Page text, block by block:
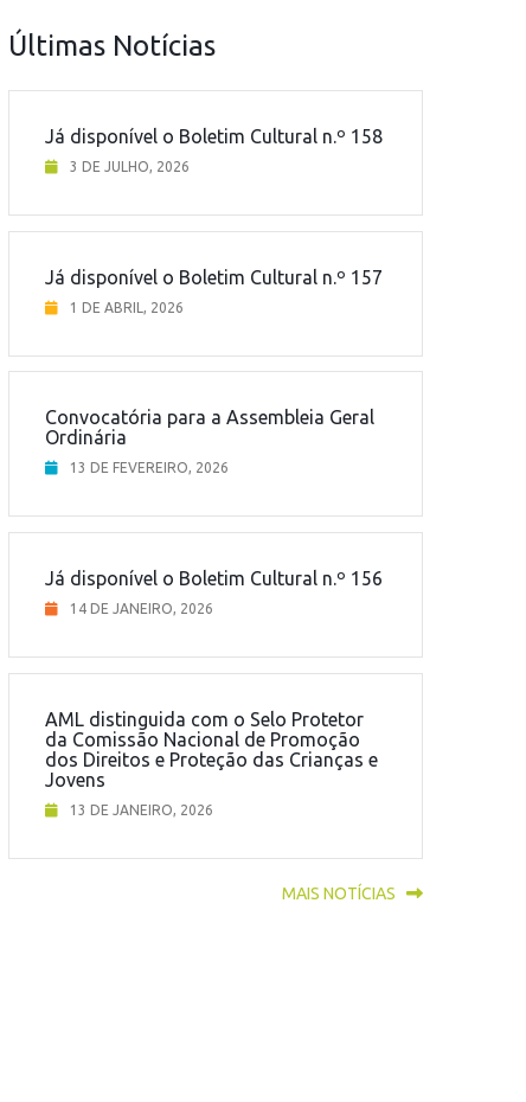
Últimas Notícias
Já disponível o Boletim Cultural n.º 158
3 DE JULHO, 2026
Já disponível o Boletim Cultural n.º 157
1 DE ABRIL, 2026
Convocatória para a Assembleia Geral
Ordinária
13 DE FEVEREIRO, 2026
Já disponível o Boletim Cultural n.º 156
14 DE JANEIRO, 2026
AML distinguida com o Selo Protetor
da Comissão Nacional de Promoção
dos Direitos e Proteção das Crianças e
Jovens
13 DE JANEIRO, 2026
MAIS NOTÍCIAS